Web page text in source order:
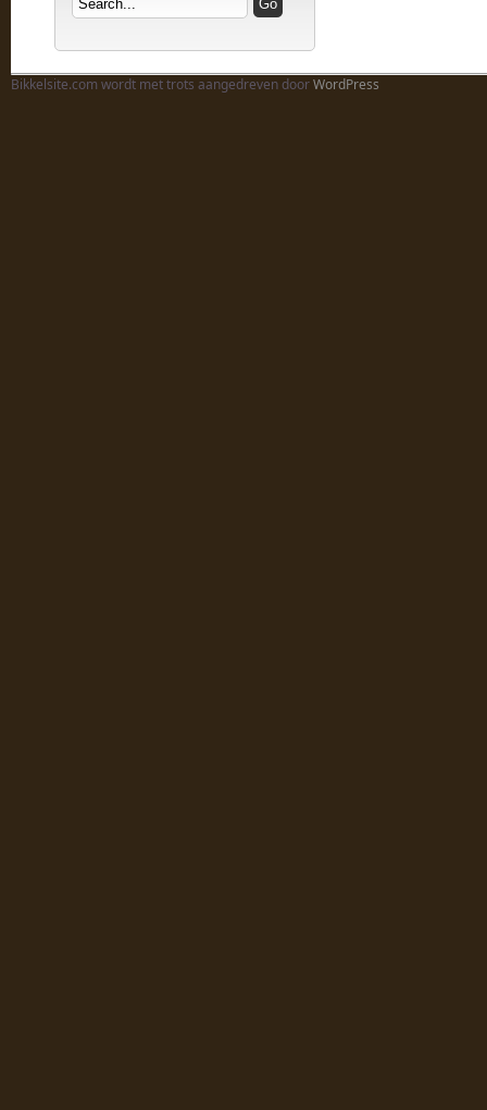
Bikkelsite.com wordt met trots aangedreven doorWordPress